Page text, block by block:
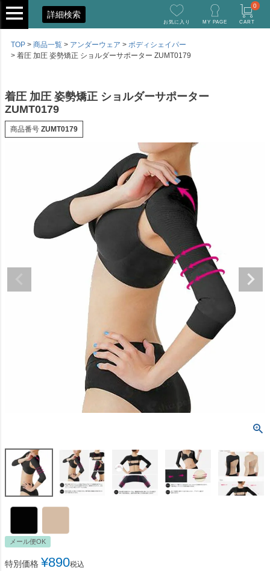
詳細検索
お気に入り MY PAGE CART
0
TOP 商品一覧 アンダーウェア
ボディシェイパー
着圧 加圧 姿勢矯正 ショルダーサポーター ZUMT0179
着圧 加圧 姿勢矯正 ショルダーサポーター
ZUMT0179
商品番号 ZUMT0179
メール便OK
特別価格 ¥890税込